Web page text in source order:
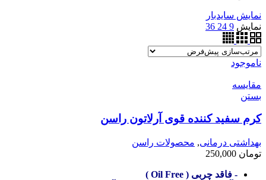
نمایش سایدبار
نمایش 9
24
36
ناموجود
مقایسه
بستن
کرم سفید کننده قوی آرلاتون راسن
بهداشتی درمانی, محصولات راسن
تومان
- فاقد چربی ( Oil Free )